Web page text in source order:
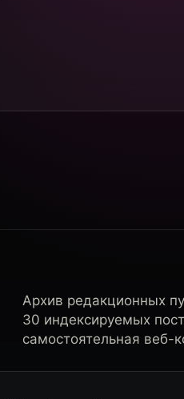
Архив редакционных
30 индексируемых
самостоятельная веб-